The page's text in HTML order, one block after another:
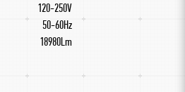
120-250V
50-60Hz
18980Lm